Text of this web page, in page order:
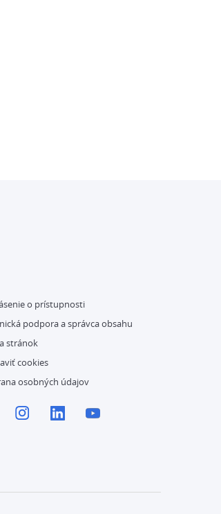
o prístupnosti
podpora a správca obsahu
stránok
cookies
osobných údajov